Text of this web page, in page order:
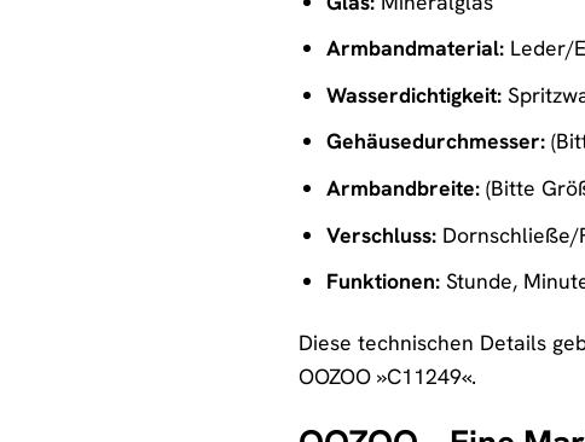
Armbandmaterial:Leder/
Wasserdichtigkeit:
Gehäusedurchmesser:
Armbandbreite:(Bitte
Verschluss:Dornschließe/
Funktionen:Stunde,
Diese technischen Details
OOZOO »C11249«.